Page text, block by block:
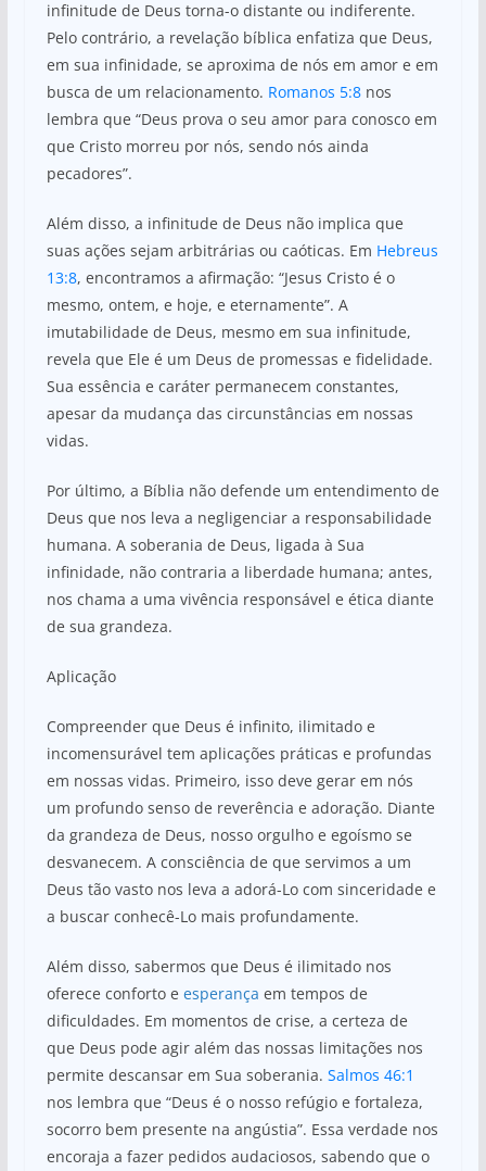
infinitude de Deus torna-o distante ou indiferente.
Pelo contrário, a revelação bíblica enfatiza que Deus,
em sua infinidade, se aproxima de nós em amor e em
busca de um relacionamento. Romanos 5:8nos
lembra que “Deus prova o seu amor para conosco em
que Cristo morreu por nós, sendo nós ainda
pecadores”.
Além disso, a infinitude de Deus não implica que
suas ações sejam arbitrárias ou caóticas. Em Hebreus
13:8, encontramos a afirmação: “Jesus Cristo é o
mesmo, ontem, e hoje, e eternamente”. A
imutabilidade de Deus, mesmo em sua infinitude,
revela que Ele é um Deus de promessas e fidelidade.
Sua essência e caráter permanecem constantes,
apesar da mudança das circunstâncias em nossas
vidas.
Por último, a Bíblia não defende um entendimento de
Deus que nos leva a negligenciar a responsabilidade
humana. A soberania de Deus, ligada à Sua
infinidade, não contraria a liberdade humana; antes,
nos chama a uma vivência responsável e ética diante
de sua grandeza.
Aplicação
Compreender que Deus é infinito, ilimitado e
incomensurável tem aplicações práticas e profundas
em nossas vidas. Primeiro, isso deve gerar em nós
um profundo senso de reverência e adoração. Diante
da grandeza de Deus, nosso orgulho e egoísmo se
desvanecem. A consciência de que servimos a um
Deus tão vasto nos leva a adorá-Lo com sinceridade e
a buscar conhecê-Lo mais profundamente.
Além disso, sabermos que Deus é ilimitado nos
oferece conforto e esperança em tempos de
dificuldades. Em momentos de crise, a certeza de
que Deus pode agir além das nossas limitações nos
permite descansar em Sua soberania. Salmos 46:1
nos lembra que “Deus é o nosso refúgio e fortaleza,
socorro bem presente na angústia”. Essa verdade nos
encoraja a fazer pedidos audaciosos, sabendo que o